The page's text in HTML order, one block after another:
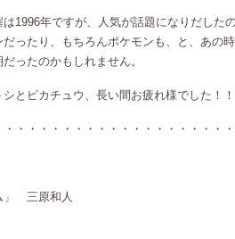
1996年ですが、人気が話題になりだした
ったり、もちろんポケモンも、と、あの
ったのかもしれません。
とピカチュウ、長い間お疲れ様でした！！
・・・・・・・・・・・・・・・・・・・
」 三原和人